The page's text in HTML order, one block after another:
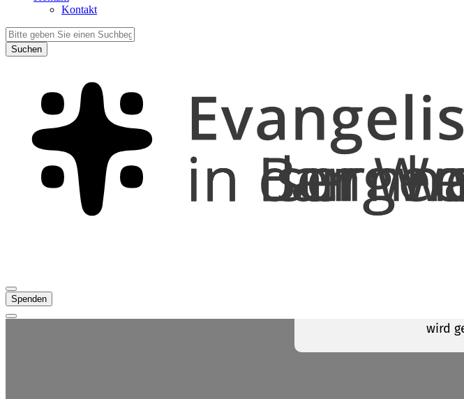
Kontakt
Suchen
Spenden